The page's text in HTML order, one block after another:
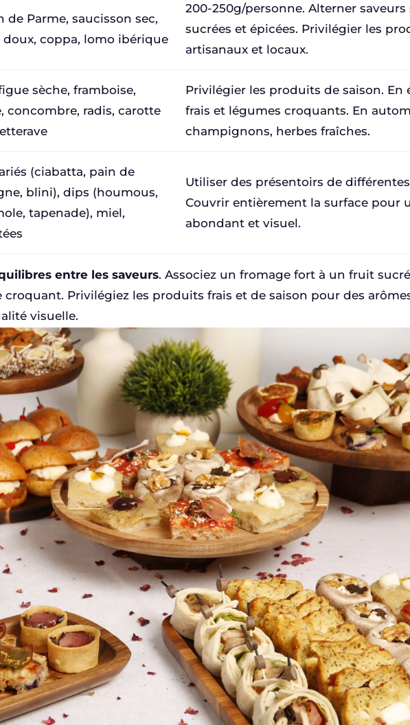
de Parme, saucisson sec,
doux, coppa, lomo ibérique
200-250g/personne. Alterner saveurs
sucrées et épicées. Privilégier les
artisanaux et locaux.
sèche, framboise,
concombre, radis, carotte
Privilégier les produits de saison. En
frais et légumes croquants. En
champignons, herbes fraîches.
(ciabatta, pain de
blini), dips (houmous,
tapenade), miel,
Utiliser des présentoirs de
Couvrir entièrement la surface pour
abondant et visuel.
entre les saveurs. Associez un fromage fort à un fruit
Privilégiez les produits frais et de saison pour des
visuelle.